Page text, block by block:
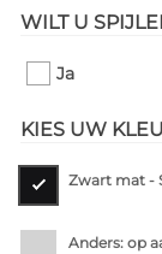
WILT U
Ja
KIES UW
Zwart mat -
Anders: op